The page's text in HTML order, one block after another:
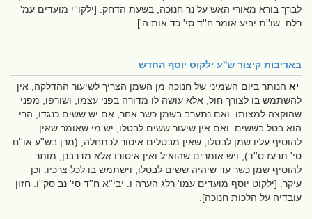
לברך בורא מאורי האש על נר חנוכה, בשעת הדחק. [ילקו''י מועדים עמ'
רלח. שו''ת יביע אומר ח''ד סי' כד אות ה']
באדיבות קיצור ש''ע ילקוט יוסף החדש
יא הנותר ביום השמיני של חנוכה מן השמן הצריך לשיעור ההדלקה, אין
להשתמש בו לצורך חול, אלא עושה לו מדורה בפני עצמו, ושורפו, מפני
שהוקצה למצותו. ואם נתערב בשמן כשר אחר, אם יש ששים כנגדו, הרי
הוא בטל בששים. ואם אין שיעור ששים לבטלו, יש מי שאומר שאין
להוסיף עליו שמן לבטלו, שאין מבטלים איסור לכתחלה, (מרן בש''ע או''ח
סי' תרעז ס''ד), ויש אומרים שהואיל ואין איסורו אלא מדרבנן, מותר
להוסיף שמן כשר עד שיהיה ששים לבטלו, וישתמש בו לכל צרכיו. וכן
עיקר. [ילקוט יוסף מועדים עמו' רלג הערה ו. יבי''א ח''ד סי' נב סק''ו. חזון
עובדיה על הלכות חנוכה].